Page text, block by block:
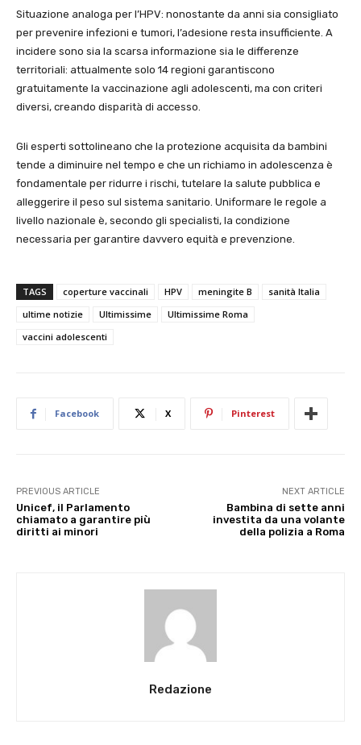
Situazione analoga per l’HPV: nonostante da anni sia consigliato
per prevenire infezioni e tumori, l’adesione resta insufficiente. A
incidere sono sia la scarsa informazione sia le differenze
territoriali: attualmente solo 14 regioni garantiscono
gratuitamente la vaccinazione agli adolescenti, ma con criteri
diversi, creando disparità di accesso.
Gli esperti sottolineano che la protezione acquisita da bambini
tende a diminuire nel tempo e che un richiamo in adolescenza è
fondamentale per ridurre i rischi, tutelare la salute pubblica e
alleggerire il peso sul sistema sanitario. Uniformare le regole a
livello nazionale è, secondo gli specialisti, la condizione
necessaria per garantire davvero equità e prevenzione.
TAGS coperture vaccinali HPV meningite B
sanità Italia
ultime notizie
Ultimissime
Ultimissime Roma
vaccini adolescenti
Facebook X Pinterest
PREVIOUS ARTICLE
Unicef, il Parlamento
chiamato a garantire più
diritti ai minori
NEXT ARTICLE
Bambina di sette anni
investita da una volante
della polizia a Roma
Redazione